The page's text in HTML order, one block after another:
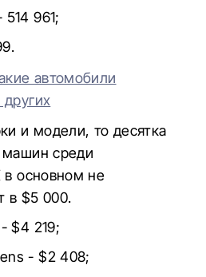
961;
автомобили
и модели, то десятка
среди
в основном не
в $5 000.
$4 219;
- $2 408;